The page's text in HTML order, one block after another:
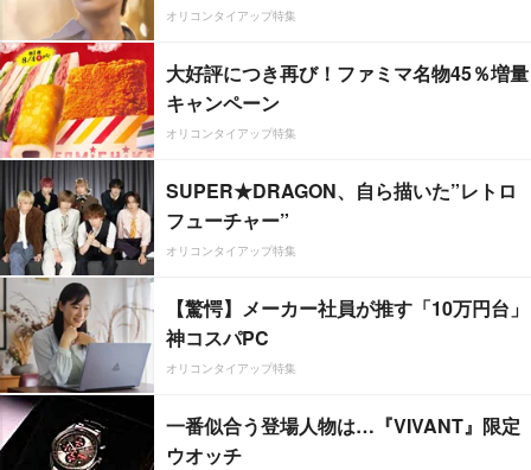
オリコンタイアップ特集
大好評につき再び！ファミマ名物45％増量
キャンペーン
オリコンタイアップ特集
SUPER★DRAGON、自ら描いた”レトロ
フューチャー”
オリコンタイアップ特集
【驚愕】メーカー社員が推す「10万円台」
神コスパPC
オリコンタイアップ特集
一番似合う登場人物は…『VIVANT』限定
ウオッチ